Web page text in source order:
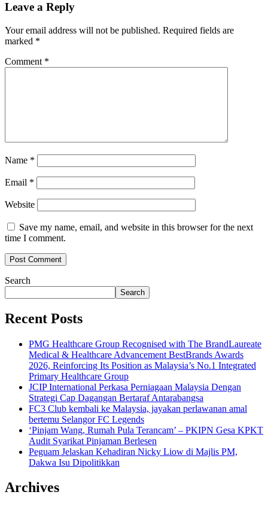
Leave a Reply
Your email address will not be published. Required fields are
marked *
Comment *
Name *
Email *
Website
Save my name, email, and website in this browser for the next
time I comment.
Search
Search
Recent Posts
PMG Healthcare Group Recognised with The BrandLaureate
Medical & Healthcare Advancement BestBrands Awards
2026, Reinforcing Its Position as Malaysia’s No.1 Integrated
Primary Healthcare Group
JCIP International Perkasa Perniagaan Malaysia Dengan
Strategi Cap Dagangan Bertaraf Antarabangsa
FC3 Club kembali ke Malaysia, jayakan perlawanan amal
bertemu Selangor FC Legends
‘Pinjam Wang, Rumah Pula Terancam’ – PKIPN Gesa KPKT
Audit Syarikat Pinjaman Berlesen
Peguam Jelaskan Kehadiran Nicky Liow di Majlis PM,
Dakwa Isu Dipolitikkan
Archives